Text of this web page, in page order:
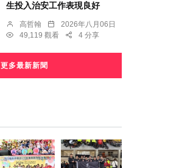
生投入治安工作表現良好
高哲翰
2026年八月06日
49,119 觀看
4 分享
更多最新新聞